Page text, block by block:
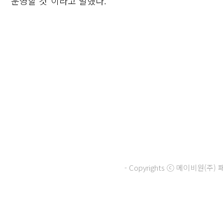
- Copyrights ⓒ 메이비원(주)